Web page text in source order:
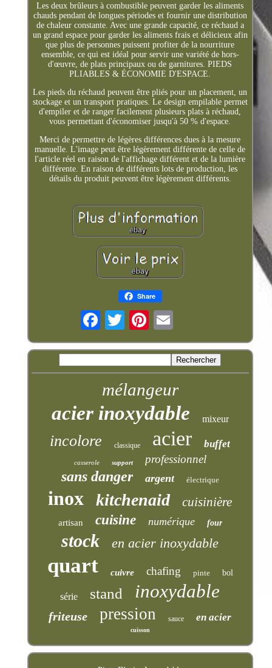
Les deux brûleurs à combustible peuvent garder les aliments
chauds pendant de longues périodes et fournir une distribution
de chaleur constante. Avec une grande capacité, ce réchaud a
un grand espace pour garder les aliments frais et délicieux afin
que plus de personnes puissent profiter de la nourriture
ensemble, ce qui est idéal pour servir une variété de hors-
d'œuvre, de plats principaux ou de garnitures. PIEDS
PLIABLES & ÉCONOMIE D'ESPACE.
Les pieds du réchaud peuvent être pliés pour un placement, un
stockage et un transport pratiques. Le design empilable permet
d'empiler et de ranger facilement plusieurs plats à réchaud,
vous permettant d'économiser jusqu'à 50 % d'espace.
Merci de permettre de légères différences dues à la mesure
manuelle. L'image peut être légèrement différente de celle de
l'article réel en raison de l'affichage différent et de la lumière
différente. En raison de différents lots de production, les
détails du produit peuvent être légèrement différents.
Share
mélangeur
acier inoxydable mixeur
incolore classique acier buffet
casserole support professionnel
sans danger argent électrique
inox kitchenaid cuisinière
artisan cuisine numérique four
stock en acier inoxydable
quart cuivre chafing pinte bol
série stand inoxydable
friteuse pression sauce en acier
cuisson